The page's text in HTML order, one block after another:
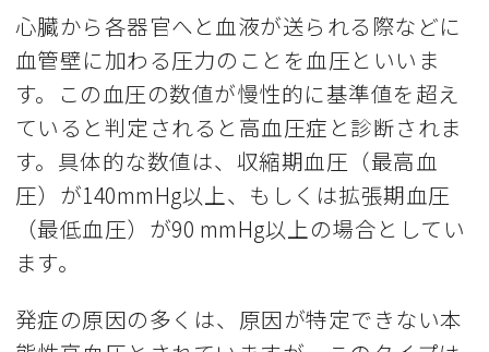
心臓から各器官へと血液が送られる際などに
血管壁に加わる圧力のことを血圧といいま
す。この血圧の数値が慢性的に基準値を超え
ていると判定されると高血圧症と診断されま
す。具体的な数値は、収縮期血圧（最高血
圧）が140mmHg以上、もしくは拡張期血圧
（最低血圧）が90 mmHg以上の場合としてい
ます。
発症の原因の多くは、原因が特定できない本